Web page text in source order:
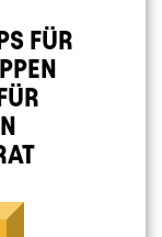
FÜR